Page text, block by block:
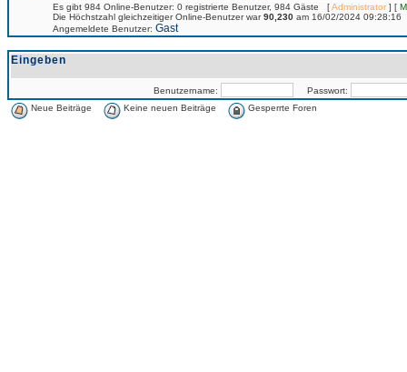
Es gibt 984 Online-Benutzer: 0 registrierte Benutzer, 984 Gäste [Administrator] [
Die Höchstzahl gleichzeitiger Online-Benutzer war90,230 am 16/02/2024 09:28:16
Angemeldete Benutzer: Gast
Eingeben
Benutzername:
Passwort:
Neue Beiträge
Keine neuen Beiträge Gesperrte Foren